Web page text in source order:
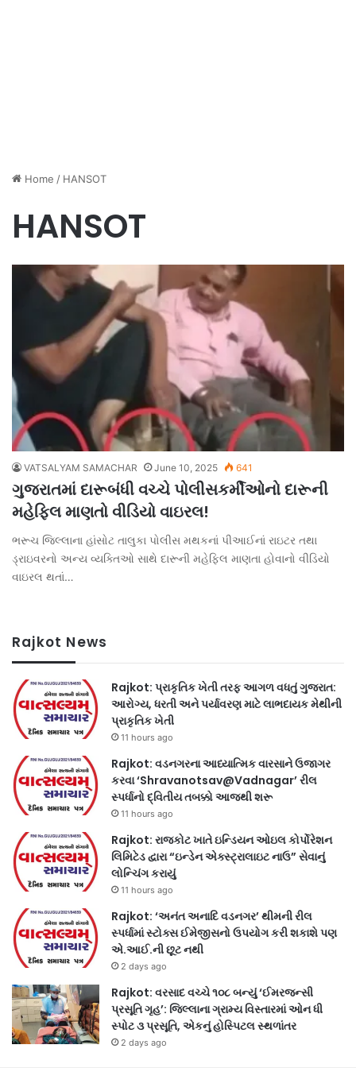
Home / HANSOT
HANSOT
VATSALYAM SAMACHAR June 10, 2025 641
ગુજરાતમાં દારૂબંધી વચ્ચે પોલીસકર્મીઓનો દારૂની
મહેફિલ માણતો વીડિયો વાઇરલ!
ભરૂચ જિલ્લાના હાંસોટ તાલુકા પોલીસ મથકનાં પીઆઈનાં રાઇટર તથા
ડ્રાઇવરનો અન્ય વ્યક્તિઓ સાથે દારૂની મહેફિલ માણતા હોવાનો વીડિયો
વાઇરલ થતાં…
Rajkot News
Rajkot: પ્રાકૃતિક ખેતી તરફ આગળ વધતું ગુજરાત:
આરોગ્ય, ધરતી અને પર્યાવરણ માટે લાભદાયક મેથીની
પ્રાકૃતિક ખેતી
11 hours ago
Rajkot: વડનગરના આધ્યાત્મિક વારસાને ઉજાગર
કરવા ‘Shravanotsav@Vadnagar’ રીલ
સ્પર્ધાનો દ્વિતીય તબક્કો આજથી શરૂ
11 hours ago
Rajkot: રાજકોટ ખાતે ઇન્ડિયન ઓઇલ કોર્પોરેશન
લિમિટેડ દ્વારા “ઇન્ડેન એક્સ્ટ્રાલાઇટ નાઉ” સેવાનું
લોન્ચિંગ કરાયું
11 hours ago
Rajkot: ‘અનંત અનાદિ વડનગર’ થીમની રીલ
સ્પર્ધામાં સ્ટોક્સ ઈમેજીસનો ઉપયોગ કરી શકાશે પણ
એ.આઈ.ની છૂટ નથી
2 days ago
Rajkot: વરસાદ વચ્ચે ૧૦૮ બન્યું ‘ઈમરજન્સી
પ્રસૂતિ ગૃહ’: જિલ્લાના ગ્રામ્ય વિસ્તારમાં ઓન ધી
સ્પોટ ૩ પ્રસૂતિ, એકનું હોસ્પિટલ સ્થળાંતર
2 days ago